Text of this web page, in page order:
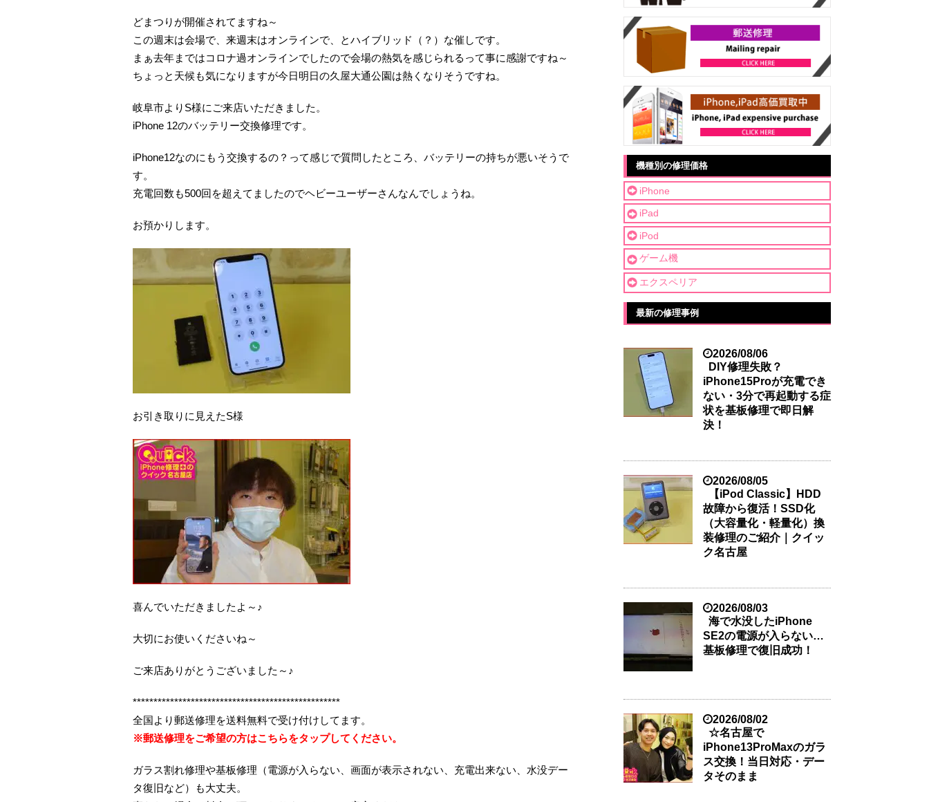
どまつりが開催されてますね～
この週末は会場で、来週末はオンラインで、とハイブリッド（？）な催しです。
まぁ去年まではコロナ過オンラインでしたので会場の熱気を感じられるって事に感謝ですね～
ちょっと天候も気になりますが今日明日の久屋大通公園は熱くなりそうですね。
岐阜市よりS様にご来店いただきました。
iPhone 12のバッテリー交換修理です。
iPhone12なのにもう交換するの？って感じで質問したところ、バッテリーの持ちが悪いそうで
す。
充電回数も500回を超えてましたのでヘビーユーザーさんなんでしょうね。
お預かりします。
お引き取りに見えたS様
喜んでいただきましたよ～♪
大切にお使いくださいね～
ご来店ありがとうございました～♪
**************************************************
全国より郵送修理を送料無料で受け付けしてます。
※郵送修理をご希望の方はこちらをタップしてください。
ガラス割れ修理や基板修理（電源が入らない、画面が表示されない、充電出来ない、水没デー
タ復旧など）も大丈夫。
機種別の修理価格
iPhone
iPad
iPod
ゲーム機
エクスペリア
最新の修理事例
2026/08/06
DIY修理失敗？
iPhone15Proが充電でき
ない・3分で再起動する症
状を基板修理で即日解
決！
2026/08/05
【iPod Classic】HDD
故障から復活！SSD化
（大容量化・軽量化）換
装修理のご紹介｜クイッ
ク名古屋
2026/08/03
海で水没したiPhone
SE2の電源が入らない…
基板修理で復旧成功！
2026/08/02
☆名古屋で
iPhone13ProMaxのガラ
ス交換！当日対応・デー
タそのまま